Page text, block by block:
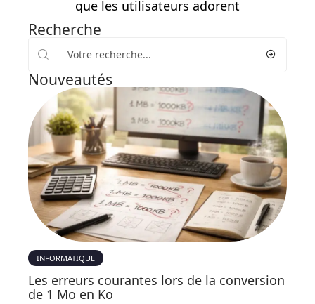
que les utilisateurs adorent
Recherche
Nouveautés
INFORMATIQUE
Les erreurs courantes lors de la conversion
de 1 Mo en Ko